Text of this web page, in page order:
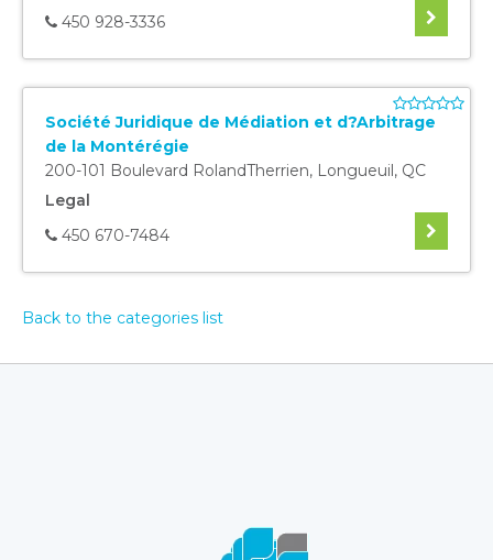
450 928-3336
Société Juridique de Médiation et d?Arbitrage
de la Montérégie
200-101 Boulevard RolandTherrien, Longueuil, QC
Legal
450 670-7484
Back to the categories list